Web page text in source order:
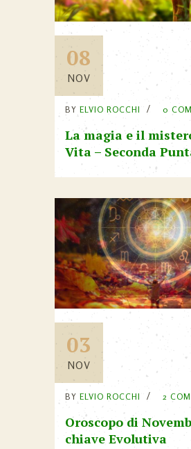
08
NOV
BY ELVIO ROCCHI 0
La magia e il
Vita – Seconda
03
NOV
BY ELVIO ROCCHI 2
Oroscopo di
chiave Evolutiva